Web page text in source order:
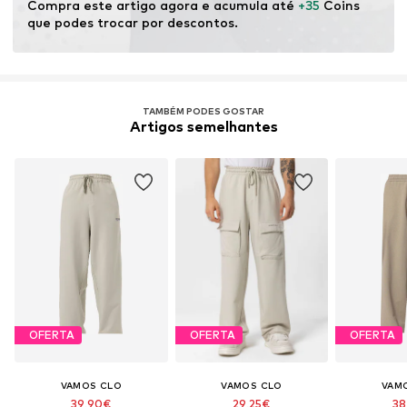
Compra este artigo agora e acumula até +35 Coins
que podes trocar por descontos.
TAMBÉM PODES GOSTAR
Artigos semelhantes
OFERTA
VAMOS CLO
39,90€
OFERTA
VAMOS CLO
29,25€
OFERTA